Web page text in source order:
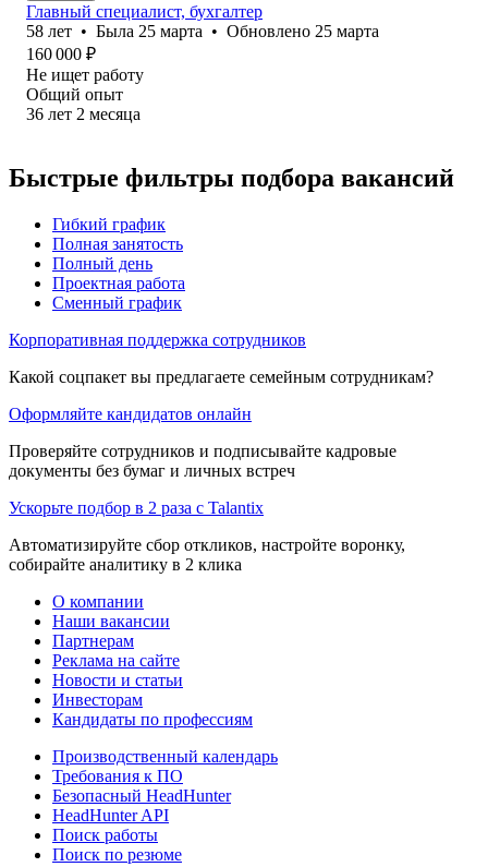
Главный специалист, бухгалтер
58 лет • Была 25 марта • Обновлено 25 марта
160 000 ₽
Не ищет работу
Общий опыт
36 лет 2 месяца
Быстрые фильтры подбора вакансий
Гибкий график
Полная занятость
Полный день
Проектная работа
Сменный график
Корпоративная поддержка сотрудников
Какой соцпакет вы предлагаете семейным сотрудникам?
Оформляйте кандидатов онлайн
Проверяйте сотрудников и подписывайте кадровые
документы без бумаг и личных встреч
Ускорьте подбор в 2 раза с Talantix
Автоматизируйте сбор откликов, настройте воронку,
собирайте аналитику в 2 клика
О компании
Наши вакансии
Партнерам
Реклама на сайте
Новости и статьи
Инвесторам
Кандидаты по профессиям
Производственный календарь
Требования к ПО
Безопасный HeadHunter
HeadHunter API
Поиск работы
Поиск по резюме